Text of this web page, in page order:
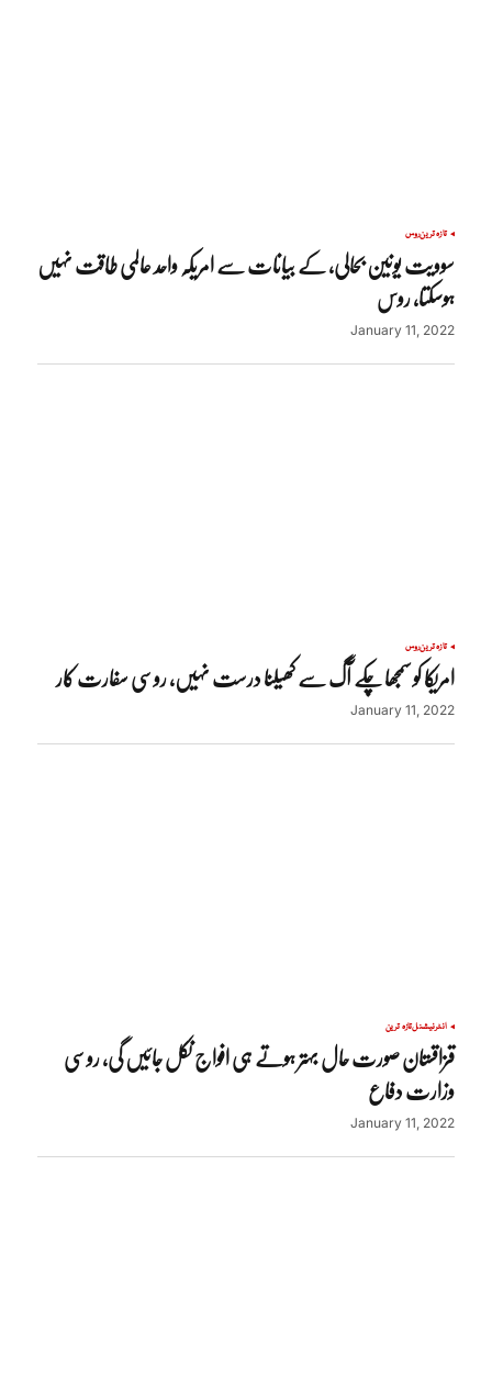
تازہ ترینروس
سوویت یونین بحالی، کے بیانات سے امریکہ واحد عالمی طاقت نہیں
ہوسکتا، روس
January 11, 2022
تازہ ترینروس
امریکا کو سمجھا چکے آگ سے کھیلنا درست نہیں، روسی سفارت کار
January 11, 2022
انٹرنیشنلتازہ ترین
قزاقستان صورت حال بہتر ہوتے ہی افواج نکل جائیں گی، روسی
وزارت دفاع
January 11, 2022